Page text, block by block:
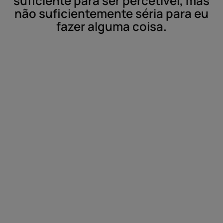
não suficientemente séria para eu
fazer alguma coisa.